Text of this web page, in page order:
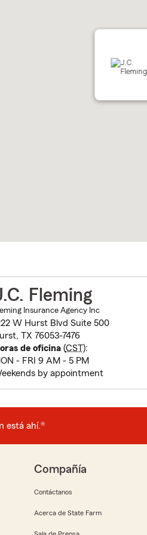
Fleming
Insurance Agency Inc
W Hurst Blvd Suite 500
TX 76053-7476
de oficina(CST):
- FRI 9 AM - 5 PM
by appointment
está ahí.®
Compañía
Contáctanos
Acerca de State Farm